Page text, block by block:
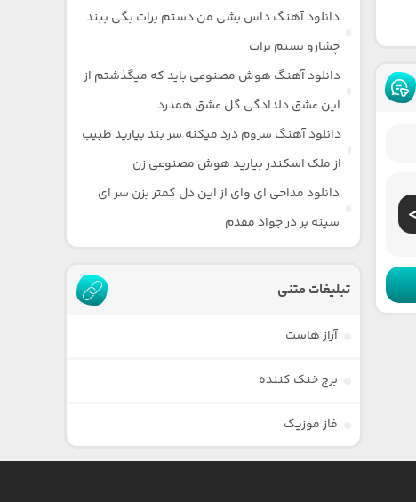
دانلود آهنگ داس بشی من دستم برات بگی ببند
چشارو بستم برات
دانلود آهنگ هوش مصنوعی باید که میگذشتم از
این عشق دلدادگی گل عشق همدرد
دانلود آهنگ سروم درد میکنه سر بند بیارید طبیب
از ملک اسکندر بیارید هوش مصنوعی زن
دانلود مداحی ای وای از این دل کمتر بزن سر ای
سینه بر در جواد مقدم
تبلیغات متنی
آراز هاست
برج خنک کننده
فاز موزیک